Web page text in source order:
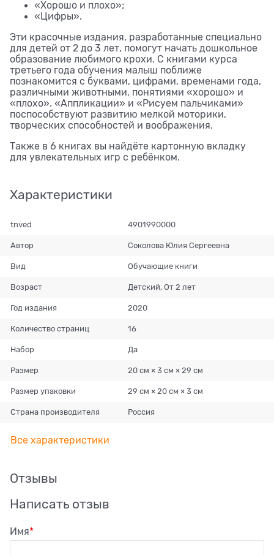
«Хорошо и плохо»;
«Цифры».
Эти красочные издания, разработанные специально
для детей от 2 до 3 лет, помогут начать дошкольное
образование любимого крохи. С книгами курса
третьего года обучения малыш поближе
познакомится с буквами, цифрами, временами года,
различными животными, понятиями «хорошо» и
«плохо». «Аппликации» и «Рисуем пальчиками»
поспособствуют развитию мелкой моторики,
творческих способностей и воображения.
Также в 6 книгах вы найдёте картонную вкладку
для увлекательных игр с ребёнком.
Характеристики
tnved 4901990000
Автор Соколова Юлия Сергеевна
Вид Обучающие книги
Возраст Детский, От 2 лет
Год издания 2020
Количество страниц 16
Набор Да
Размер 20 см × 3 см × 29 см
Размер упаковки 29 см × 20 см × 3 см
Страна производителя Россия
Все характеристики
Отзывы
Написать отзыв
Имя